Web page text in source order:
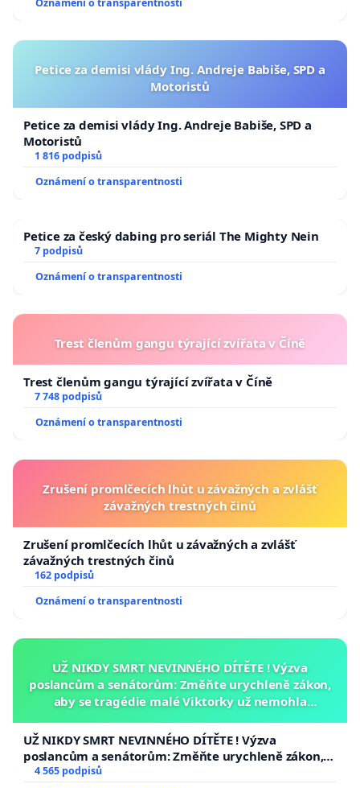
Petice za demisi vlády Ing. Andreje Babiše, SPD a
Motoristů
Petice za demisi vlády Ing. Andreje Babiše, SPD a
Motoristů
1 816 podpisů
Oznámení o transparentnosti
Petice za český dabing pro seriál The Mighty Nein
7 podpisů
Oznámení o transparentnosti
Trest členům gangu týrající zvířata v Číně
Trest členům gangu týrající zvířata v Číně
7 748 podpisů
Oznámení o transparentnosti
Zrušení promlčecích lhůt u závažných a zvlášť
závažných trestných činů
Zrušení promlčecích lhůt u závažných a zvlášť
závažných trestných činů
162 podpisů
Oznámení o transparentnosti
UŽ NIKDY SMRT NEVINNÉHO DÍTĚTE ! Výzva
poslancům a senátorům: Změňte urychleně zákon,
aby se tragédie malé Viktorky už nemohla
UŽ NIKDY SMRT NEVINNÉHO DÍTĚTE ! Výzva
poslancům a senátorům: Změňte urychleně zákon,
aby se tragédie malé Viktorky už nemohla opakovat!
4 565 podpisů